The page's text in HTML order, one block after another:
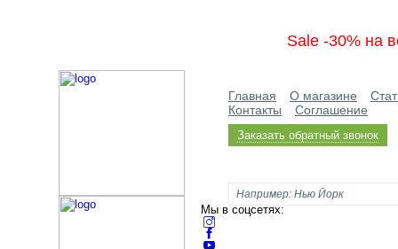
Sale -30% на
Главная О магазине
Контакты
Соглашение
Заказать обратный звонок
Мы в соцсетях: